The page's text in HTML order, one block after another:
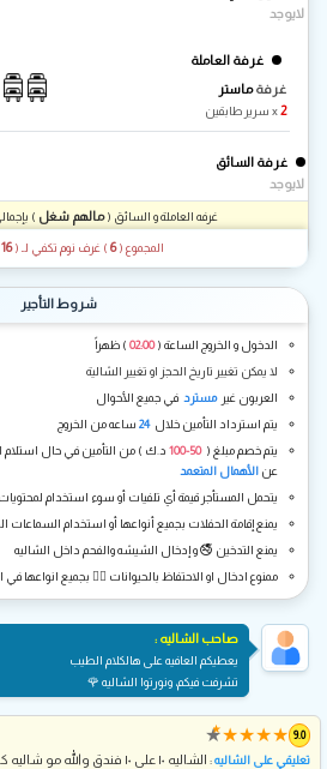
لايوجد
غرفة العاملة
غرفةماستر
2
غرفة السائق
لايوجد
غرفه العاملة و السائق (مالهم شغل )
المجموع (6 ) غرف نوم تكفي لـ (
16
شروط التأجير
الدخول و الخروج الساعة (02:00 ) ظهراً
لا يمكن تغيير تاريخ الحجز او تغيير الشالية
العربون غير مسترد في جميع الأحوال
يتم استرداد التأمين خلال 24
ساعه من الخروج
يتم خصم مبلغ ( 50-100
د.ك ) من التأمين في حال استلام
عن الأهمال المتعمد
يتحمل المستأجر قيمة أي تلفيات أو سوء استخدام
يمنع إقامة الحفلات بجميع أنواعها أو استخدام السماعات
يمنع التدخين 🚭 و إدخال الشيشه والفحم داخل الشاليه
ممنوع ادخال او الاحتفاظ بالحيوانات 🐕‍🦺 بجميع انواعها في
صاحب الشاليه :
يعطيكم العافيه على هالكلام الطيب
تشرفت فيكم، ونورتوا الشاليه 🌹
9.0
★
★
★
★
★
★
تعليقي على الشاليه: الشاليه ١٠ على ١٠ فندق والله مو شاليه كامل مشاء الله